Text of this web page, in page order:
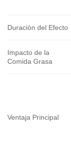
Duración del Efecto
Impacto de la
Comida Grasa
Ventaja Principal